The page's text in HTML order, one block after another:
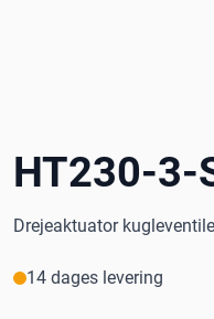
HT230-3-
Drejeaktuator
14 dages levering